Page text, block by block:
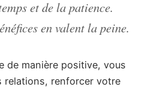
et de la patience.
en valent la peine.
de manière positive, vous
relations, renforcer votre